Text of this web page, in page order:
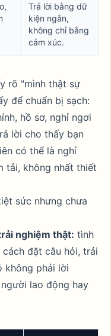
Trả lời bằng dữ
kiện ngắn,
không chỉ bằng
cảm xúc.
rõ "mình thật sự
để chuẩn bị sạch:
hồ sơ, nghỉ ngơi
lời cho thấy bạn
có thể là nghỉ
tải, không nhất thiết
sức nhưng chưa
nghiệm thật: tình
đặt câu hỏi, trải
không phải lời
lao động hay